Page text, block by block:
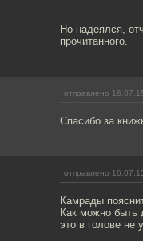
Но надеялся,
прочитанного.
отправлено
Спасибо за
отправлено
Камрады
Как можно быть
это в голове не